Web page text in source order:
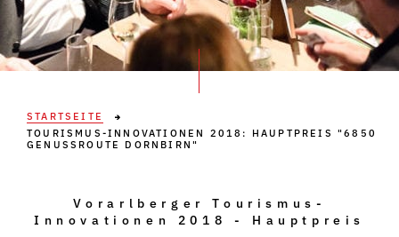
STARTSEITE
TOURISMUS-INNOVATIONEN 2018: HAUPTPREIS "6850
GENUSSROUTE DORNBIRN"
Vorarlberger Tourismus-
Innovationen 2018 - Hauptpreis